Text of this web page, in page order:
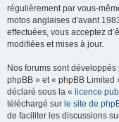
régulièrement par vous-
motos anglaises d'avant
effectuées, vous acceptez
modifiées et mises à jour.
Nos forums sont
phpBB » et « phpBB
déclaré sous la « licence
téléchargé sur le site de
de faciliter les discussions